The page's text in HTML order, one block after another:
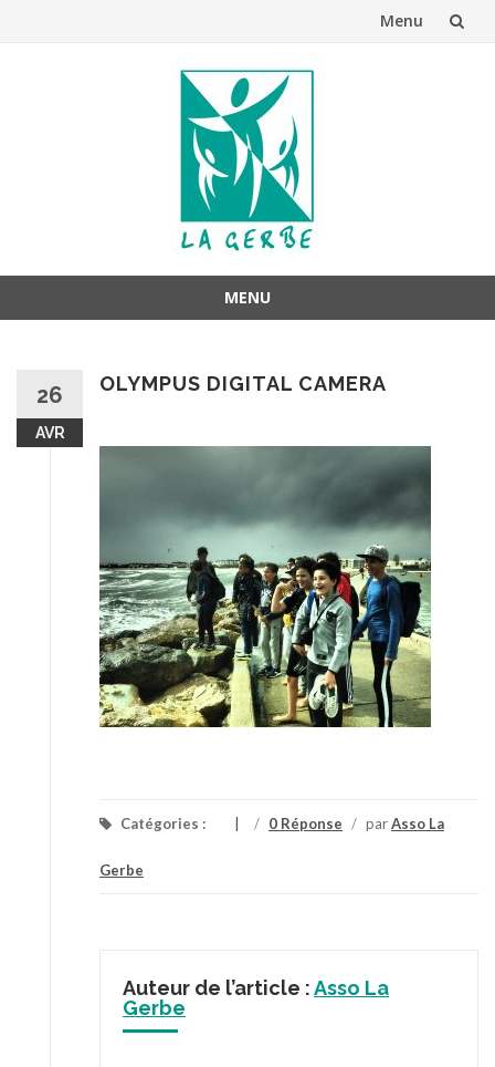
Menu
MENU
contenu
26
AVR
OLYMPUS DIGITAL CAMERA
Catégories : / 0 Réponse / parAsso La
Gerbe
Auteur de l’article :Asso La
Gerbe